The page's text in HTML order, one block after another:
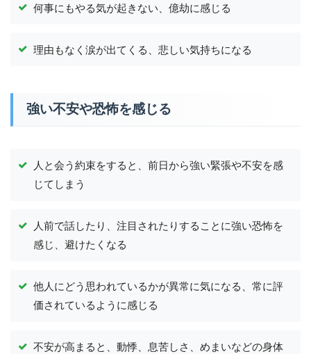
何事にもやる気が起きない、億劫に感じる
理由もなく涙が出てくる、悲しい気持ちになる
強い不安や恐怖を感じる
人と会う約束をすると、前日から強い緊張や不安を感
じてしまう
人前で話したり、注目されたりすることに強い恐怖を
感じ、避けたくなる
他人にどう思われているかが異常に気になる、常に評
価されているように感じる
不安が高まると、動悸、息苦しさ、めまいなどの身体